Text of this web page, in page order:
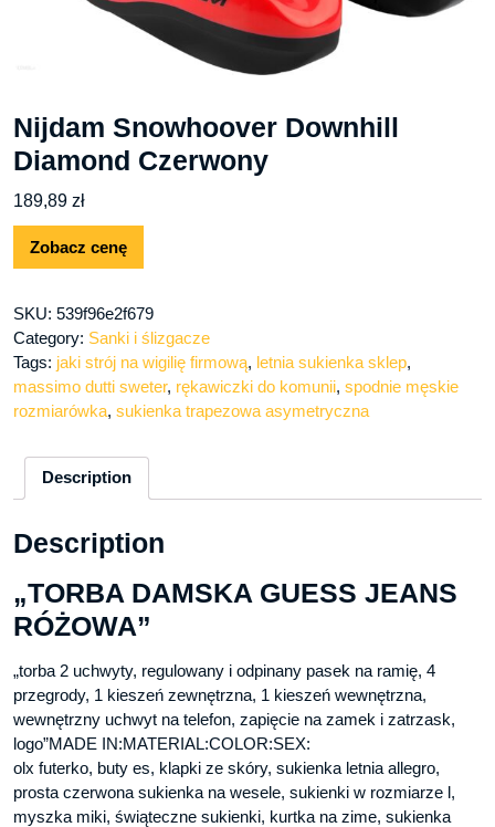
Nijdam Snowhoover Downhill
Diamond Czerwony
189,89 zł
Zobacz cenę
SKU: 539f96e2f679
Category: Sanki i ślizgacze
Tags: jaki strój na wigilię firmową, letnia sukienka sklep,
massimo dutti sweter, rękawiczki do komunii, spodnie męskie
rozmiarówka, sukienka trapezowa asymetryczna
Description
Description
„TORBA DAMSKA GUESS JEANS
RÓŻOWA”
„torba 2 uchwyty, regulowany i odpinany pasek na ramię, 4
przegrody, 1 kieszeń zewnętrzna, 1 kieszeń wewnętrzna,
wewnętrzny uchwyt na telefon, zapięcie na zamek i zatrzask,
logo”MADE IN:MATERIAL:COLOR:SEX:
olx futerko, buty es, klapki ze skóry, sukienka letnia allegro,
prosta czerwona sukienka na wesele, sukienki w rozmiarze l,
myszka miki, świąteczne sukienki, kurtka na zime, sukienka